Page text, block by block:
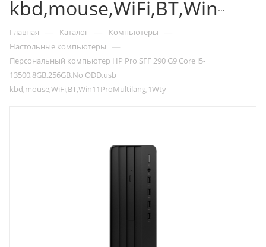
kbd,mouse,WiFi,BT,Win11ProMultilang,1Wty
Главная — Каталог — Компьютеры —
Настольные компьютеры —
Персональный компьютер HP Pro SFF 290 G9 Core i5-
13500,8GB,256GB,No ODD,usb
kbd,mouse,WiFi,BT,Win11ProMultilang,1Wty